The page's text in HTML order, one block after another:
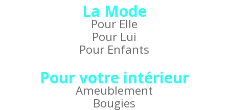
La Mode
Pour Elle
Pour Lui
Pour Enfants
Pour votre intérieur
Ameublement
Bougies